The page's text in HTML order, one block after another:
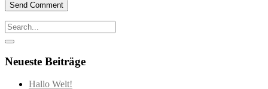
Neueste Beiträge
Hallo Welt!